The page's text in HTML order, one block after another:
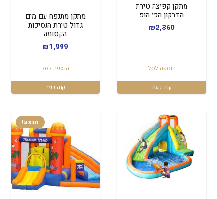
מתקן קפיצה טירת
הדרקון הפי הופ
₪2,360
הוספה לסל
קנה כעת
מתקן מתנפח עם מים
גדול טירת הנסיכות
הקסומה
₪1,999
הוספה לסל
קנה כעת
מבצע!